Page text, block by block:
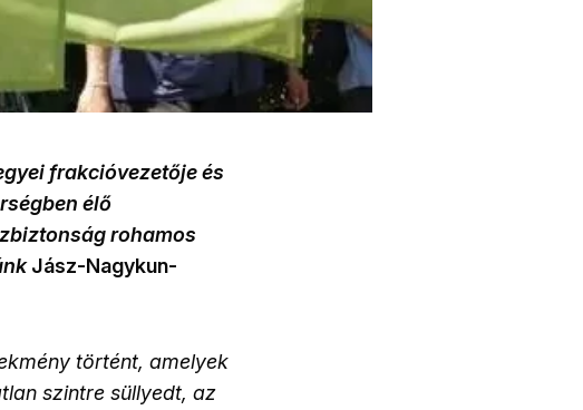
frakcióvezetője és
élő
rohamos
Jász-Nagykun-
történt, amelyek
szintre süllyedt, az